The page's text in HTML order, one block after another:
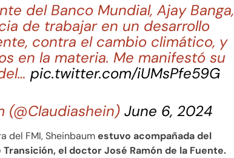
del Banco Mundial, Ajay Banga,
de trabajar en un desarrollo
contra el cambio climático, y
en la materia. Me manifestó su
pic.twitter.com/iUMsPfe59G
(@Claudiashein)June 6, 2024
del FMI, Sheinbaumestuvo acompañada del
el doctor José Ramón de la Fuente.